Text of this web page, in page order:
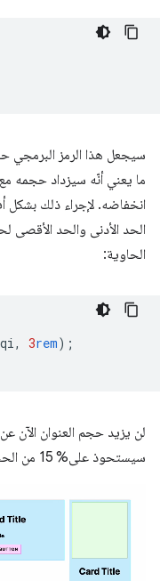
ما يعني أنّه سيزداد حجمه
انخفاضه. لإجراء ذلك بشكل
الحد الأدنى والحد
الحاوية:
, 3rem);
لن يزيد حجم العنوان الآن عن
سيستحوذ على% 15 من الحجم المضمّن للحاوية في أيّ مكان بينهما.